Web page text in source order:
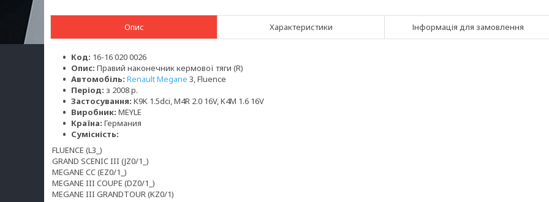
Опис Характеристики Інформація для замовлення
Код: 16-16 020 0026
Опис: Правий наконечник кермової тяги (R)
Автомобіль: Renault Megane 3, Fluence
Період: з 2008 р.
Застосування: K9K 1.5dci, M4R 2.0 16V, K4M 1.6 16V
Виробник: MEYLE
Країна: Германия
Сумісність:
FLUENCE (L3_)
GRAND SCENIC III (JZ0/1_)
MEGANE CC (EZ0/1_)
MEGANE III COUPE (DZ0/1_)
MEGANE III GRANDTOUR (KZ0/1)